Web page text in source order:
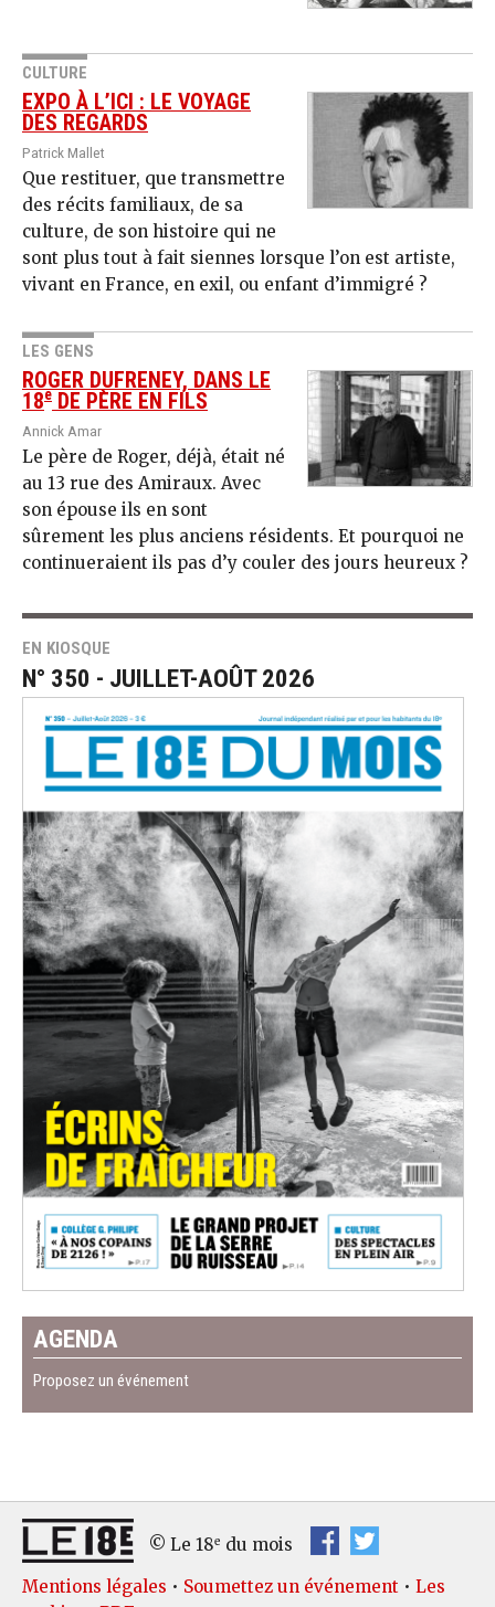
CULTURE
EXPO À L’ICI : LE VOYAGE
DES REGARDS
Patrick Mallet
Que restituer, que transmettre
des récits familiaux, de sa
culture, de son histoire qui ne
sont plus tout à fait siennes lorsque l’on est artiste,
vivant en France, en exil, ou enfant d’immigré ?
LES GENS
ROGER DUFRENEY, DANS LE
18e DE PÈRE EN FILS
Annick Amar
Le père de Roger, déjà, était né
au 13 rue des Amiraux. Avec
son épouse ils en sont
sûrement les plus anciens résidents. Et pourquoi ne
continueraient ils pas d’y couler des jours heureux ?
EN KIOSQUE
N° 350 - JUILLET-AOÛT 2026
AGENDA
Proposez un événement
© Le 18e du mois
Mentions légales • Soumettez un événement • Les